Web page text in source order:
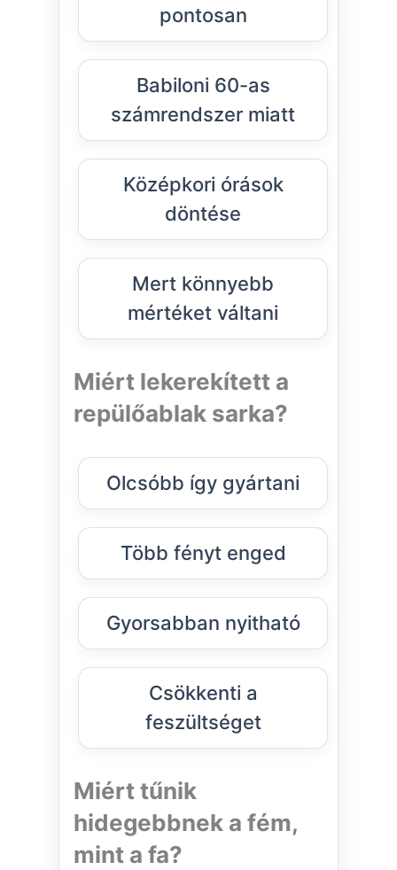
pontosan
Babiloni 60-as
számrendszer miatt
Középkori órások
döntése
Mert könnyebb
mértéket váltani
Miért lekerekített a
repülőablak sarka?
Olcsóbb így gyártani
Több fényt enged
Gyorsabban nyitható
Csökkenti a
feszültséget
Miért tűnik
hidegebbnek a fém,
mint a fa?